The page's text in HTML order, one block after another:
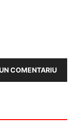
COMENTARIU